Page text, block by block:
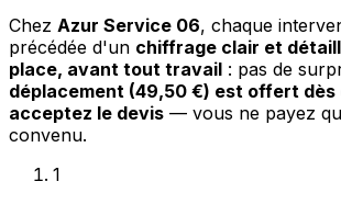
Chez Azur Service 06, chaque
précédée d'un chiffrage clair et
place, avant tout travail : pas de
déplacement (49,50 €) est offert dès
acceptez le devis — vous ne payez
convenu.
1